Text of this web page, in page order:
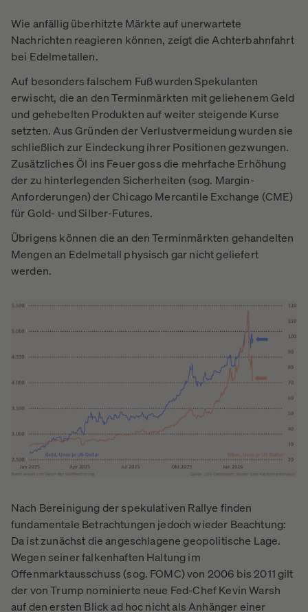
Wie anfällig überhitzte Märkte auf unerwartete
Nachrichten reagieren können, zeigt die Achterbahnfahrt
bei Edelmetallen.
Auf besonders falschem Fuß wurden Spekulanten
erwischt, die an den Terminmärkten mit geliehenem Geld
und gehebelten Produkten auf weiter steigende Kurse
setzten. Aus Gründen der Verlustvermeidung wurden sie
schließlich zur Eindeckung ihrer Positionen gezwungen.
Zusätzliches Öl ins Feuer goss die mehrfache Erhöhung
der zu hinterlegenden Sicherheiten (sog. Margin-
Anforderungen) der Chicago Mercantile Exchange (CME)
für Gold- und Silber-Futures.
Übrigens können die an den Terminmärkten gehandelten
Mengen an Edelmetall physisch gar nicht geliefert
werden.
Nach Bereinigung der spekulativen Rallye finden
fundamentale Betrachtungen jedoch wieder Beachtung:
Da ist zunächst die angeschlagene geopolitische Lage.
Wegen seiner falkenhaften Haltung im
Offenmarktausschuss (sog. FOMC) von 2006 bis 2011 gilt
der von Trump nominierte neue Fed-Chef Kevin Warsh
auf den ersten Blick ad hoc nicht als Anhänger einer